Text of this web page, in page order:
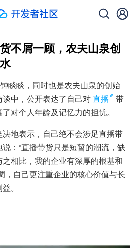
不屑一顾，农夫山泉创
睒睒，同时也是农夫山泉的创始
中，公开表达了自己对直播
带
对个人年龄及记忆力的担忧。
地表示，自己绝不会涉足直播带
：“直播带货只是短暂的潮流，缺
相比，我的企业有深厚的根基和
，自己更注重企业的核心价值与长
。